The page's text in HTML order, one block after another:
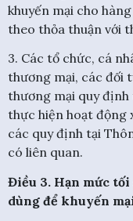
khuyến mại cho
theo thỏa thuận với
3. Các tổ chức, cá
thương mại, các đối
thương mại quy
thực hiện hoạt động
các quy định tại
có liên quan.
Điều 3. Hạn mức
dùng để khuyến